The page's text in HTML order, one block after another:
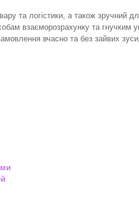
та логістики, а також зручний
взаєморозрахунку та гнучким
вчасно та без зайвих